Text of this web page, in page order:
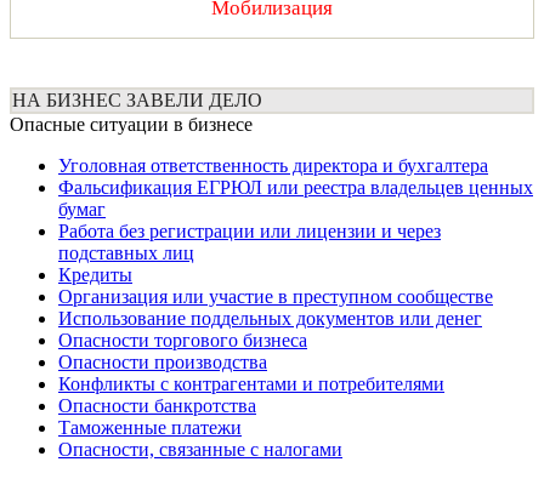
Мобилизация
НА БИЗНЕС ЗАВЕЛИ ДЕЛО
Опасные ситуации в бизнесе
Уголовная ответственность директора и бухгалтера
Фальсификация ЕГРЮЛ или реестра владельцев ценных
бумаг
Работа без регистрации или лицензии и через
подставных лиц
Кредиты
Организация или участие в преступном сообществе
Использование поддельных документов или денег
Опасности торгового бизнеса
Опасности производства
Конфликты с контрагентами и потребителями
Опасности банкротства
Таможенные платежи
Опасности, связанные с налогами